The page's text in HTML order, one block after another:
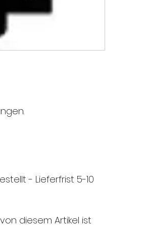
- Lieferfrist 5-10
diesem Artikel ist